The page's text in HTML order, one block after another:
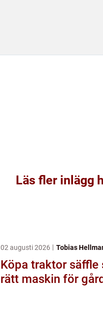
Läs fler inlägg
02 augusti 2026 Tobias
Köpa traktor säffle så hittar du
rätt maskin för